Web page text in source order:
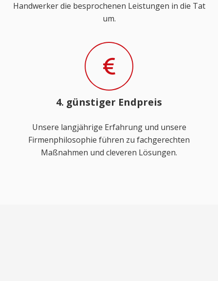
Handwerker die besprochenen Leistungen in die Tat
um.
4. günstiger Endpreis
Unsere langjährige Erfahrung und unsere
Firmenphilosophie führen zu fachgerechten
Maßnahmen und cleveren Lösungen.